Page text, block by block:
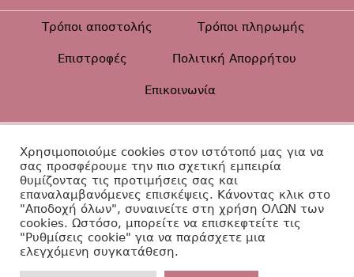
Τρόποι αποστολής Τρόποι πληρωμής
Επιστροφές Πολιτική Απορρήτου
Επικοινωνία
Βαπτιστικά Diamanti ©2026
Κατασκευή Ιστοσελίδας
Χρησιμοποιούμε cookies στον ιστότοπό μας για να
σας προσφέρουμε την πιο σχετική εμπειρία
θυμίζοντας τις προτιμήσεις σας και
επαναλαμβανόμενες επισκέψεις. Κάνοντας κλικ στο
"Αποδοχή όλων", συναινείτε στη χρήση ΟΛΩΝ των
cookies. Ωστόσο, μπορείτε να επισκεφτείτε τις
"Ρυθμίσεις cookie" για να παράσχετε μια
ελεγχόμενη συγκατάθεση.